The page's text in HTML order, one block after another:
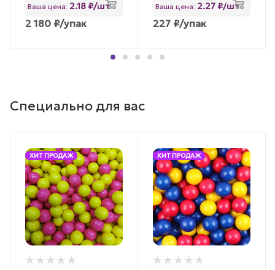
Ваша цена: 2.18 ₽/шт
2 180 ₽/упак
Ваша цена: 2.27 ₽/шт
227 ₽/упак
Специально для вас
ХИТ ПРОДАЖ ХИТ ПРОДАЖ